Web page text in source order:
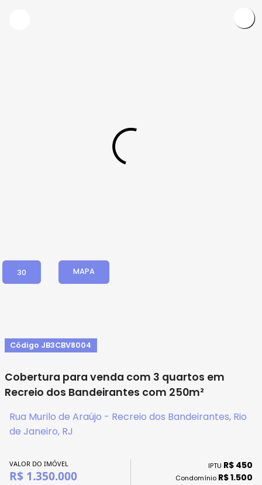
30 MAPA
Código JB3CBV8004
Cobertura para venda com 3 quartos em
Recreio dos Bandeirantes com 250m²
Rua Murilo de Araújo - Recreio dos Bandeirantes, Rio
de Janeiro, RJ
VALOR DO IMÓVEL
R$ 1.350.000
IPTU R$ 450
Condomínio R$ 1.500